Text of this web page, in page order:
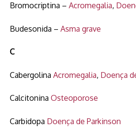
Bromocriptina – Acromegalia,
Budesonida – Asma grave
C
Cabergolina Acromegalia, Doença
Calcitonina Osteoporose
Carbidopa Doença de Parkinson